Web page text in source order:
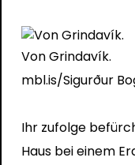
Von Grindavík.
mbl.is/Sigurður
Ihr zufolge
Haus bei einem